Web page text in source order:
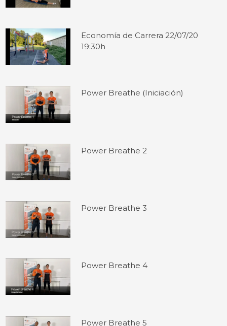
Economía de Carrera 22/07/20
19:30h
Power Breathe (Iniciación)
Power Breathe 2
Power Breathe 3
Power Breathe 4
Power Breathe 5